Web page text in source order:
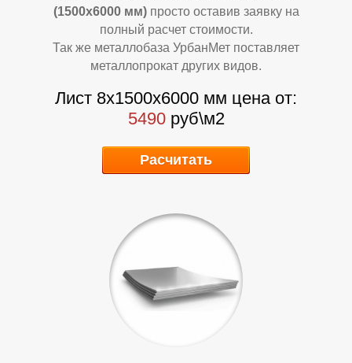
Т
(1500х6000 мм) просто оставив заявку на
полный расчет стоимости.
Так же металлобаза УрбанМет поставляет
металлопрокат других видов.
Лист 8х1500х6000 мм цена от:
5490руб\м2
Расчитать
Т